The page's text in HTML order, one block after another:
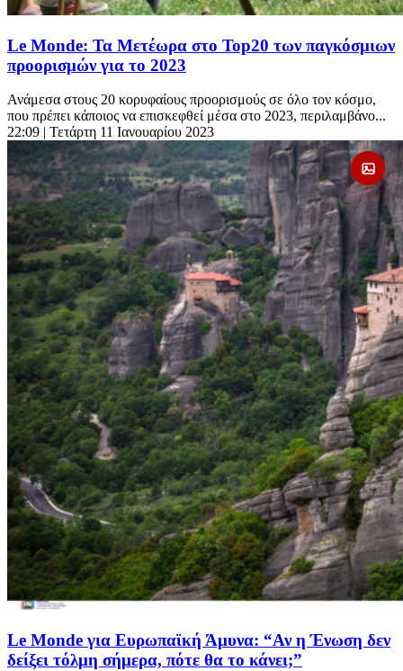
Le Monde: Τα Μετέωρα στο Top20 των παγκόσμιων
προορισμών για το 2023
Ανάμεσα στους 20 κορυφαίους προορισμούς σε όλο τον κόσμο,
που πρέπει κάποιος να επισκεφθεί μέσα στο 2023, περιλαμβάνο...
22:09 | Τετάρτη 11 Ιανουαρίου 2023
Le Monde για Ευρωπαϊκή Άμυνα: “Αν η Ένωση δεν
δείξει τόλμη σήμερα, πότε θα το κάνει;”